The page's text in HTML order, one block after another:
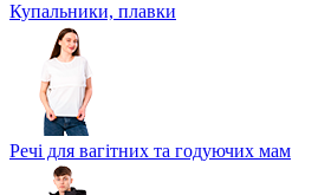
Купальники, плавки
Речі для вагітних та годуючих мам